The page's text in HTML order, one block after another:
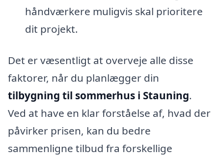
håndværkere muligvis skal prioritere
dit projekt.
Det er væsentligt at overveje alle disse
faktorer, når du planlægger din
tilbygning til sommerhus i Stauning.
Ved at have en klar forståelse af, hvad der
påvirker prisen, kan du bedre
sammenligne tilbud fra forskellige